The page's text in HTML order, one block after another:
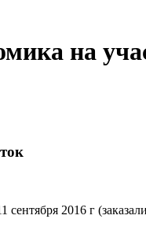
на
2016 г